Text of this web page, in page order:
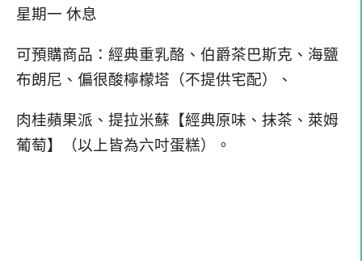
星期一 休息
可預購商品：經典重乳酪、伯爵茶巴斯克、海鹽
布朗尼、偏很酸檸檬塔（不提供宅配）、
肉桂蘋果派、提拉米蘇【經典原味、抹茶、萊姆
葡萄】（以上皆為六吋蛋糕）。